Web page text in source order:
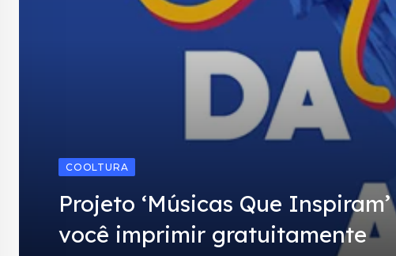
COOLTURA
Projeto ‘Músicas Que
você imprimir gratuitamente